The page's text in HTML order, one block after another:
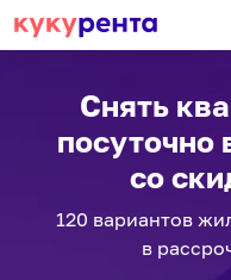
Снять
посуточно
со
120 вариантов
в